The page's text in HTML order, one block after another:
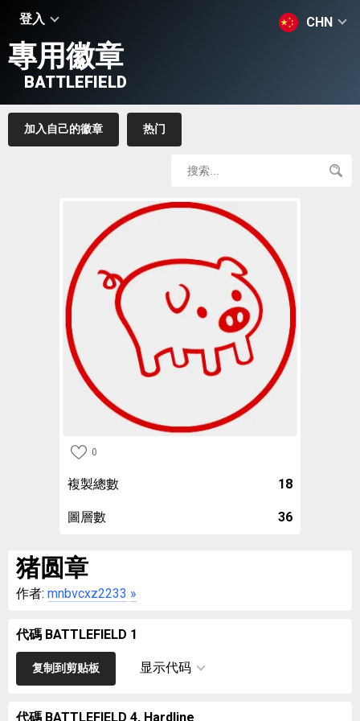
登入 CHN
專用徽章
BATTLEFIELD
加入自己的徽章 热门
0
複製總數 18
圖層數 36
猪圆章
作者: mnbvcxz2233 »
代碼 BATTLEFIELD 1
复制到剪贴板 显示代码
代碼 BATTLEFIELD 4, Hardline